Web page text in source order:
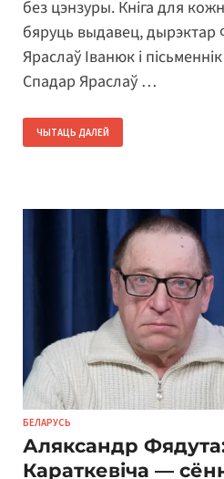
без цэнзуры. Кніга для
бяруць выдавец,
Яраслаў Іванюк і
Спадар Яраслаў …
ЧЫТАЦЬ ДАЛЕЙ
БЕЛАРУСЬ
Аляксандр
Караткевіча —